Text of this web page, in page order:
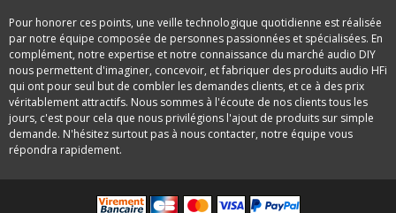
Pour honorer ces points, une veille technologique quotidienne est réalisée
par notre équipe composée de personnes passionnées et spécialisées. En
complément, notre expertise et notre connaissance du marché audio DIY
nous permettent d'imaginer, concevoir, et fabriquer des produits audio HFi
qui ont pour seul but de combler les demandes clients, et ce à des prix
véritablement attractifs. Nous sommes à l'écoute de nos clients tous les
jours, c'est pour cela que nous privilégions l'ajout de produits sur simple
demande. N'hésitez surtout pas à nous contacter, notre équipe vous
répondra rapidement.